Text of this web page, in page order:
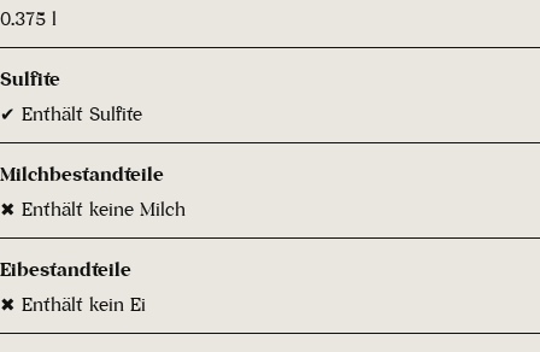
0.375 l
Sulfite
✔ Enthält Sulfite
Milchbestandteile
✖ Enthält keine Milch
Eibestandteile
✖ Enthält kein Ei